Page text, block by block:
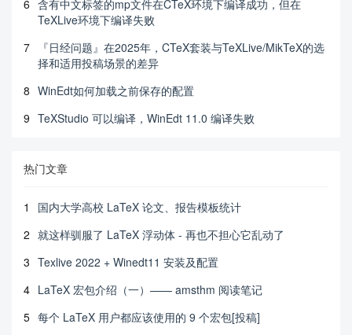
6 含有中文标签的mp文件在CTeX环境下编译成功，但在
TeXLive环境下编译失败
7
『日经问题』在2025年，CTeX套装与TeXLive/MikTeX的选
择和适用投稿场景的差异
8 WinEdt如何加载之前保存的配置
9 TeXStudio 可以编译，WinEdt 11.0 编译失败
热门文章
1
国内大学高校 LaTeX 论文、报告模板统计
2 就这样驯服了 LaTeX 浮动体 - 再也不担心它乱动了
3 Texlive 2022 + Winedt11 安装及配置
4 LaTeX 宏包介绍（一）—— amsthm 阅读笔记
5 每个 LaTeX 用户都应该使用的 9 个宏包[投稿]